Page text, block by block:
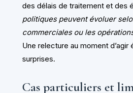
des délais de traitement et des
politiques peuvent évoluer
commerciales ou les
Une relecture au moment d’agir
surprises.
Cas particuliers et